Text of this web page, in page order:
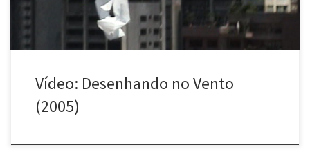
Vídeo: Desenhando no Vento
(2005)